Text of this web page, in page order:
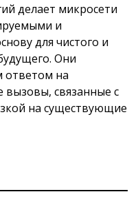
делает микросети
и
для чистого и
Они
ответом на
вызовы, связанные с
на существующие